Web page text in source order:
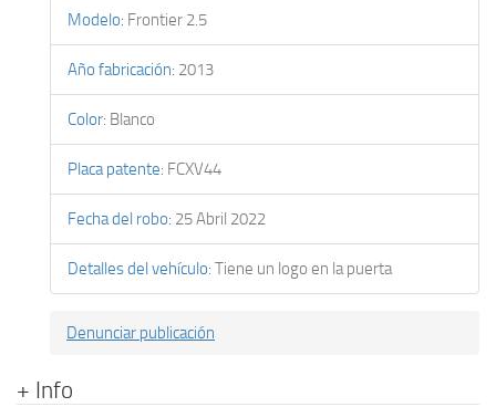
Modelo: Frontier 2.5
Año fabricación: 2013
Color: Blanco
Placa patente: FCXV44
Fecha del robo: 25 Abril 2022
Detalles del vehículo: Tiene un logo en la puerta
Denunciar publicación
+ Info